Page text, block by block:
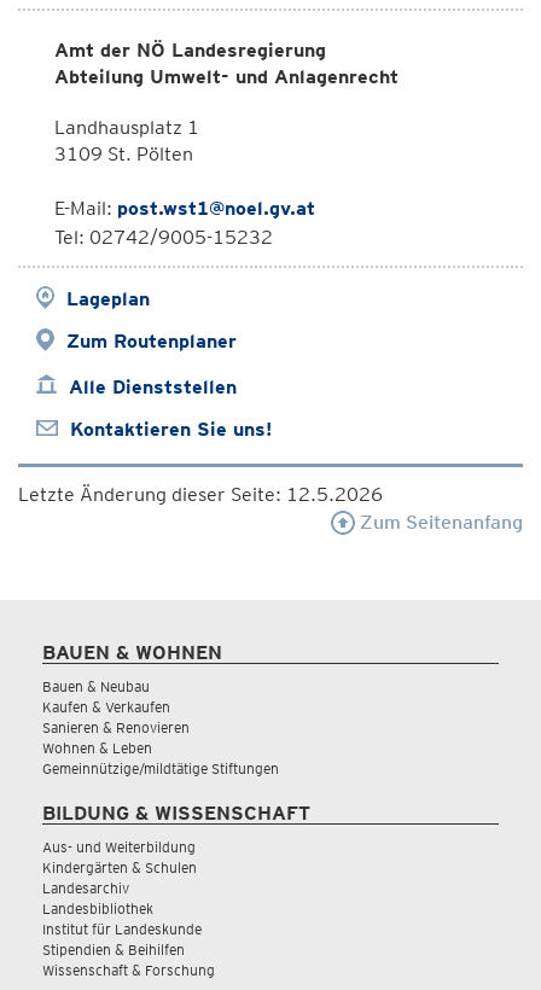
Amt der NÖ Landesregierung
Abteilung Umwelt- und Anlagenrecht
Landhausplatz 1
3109 St. Pölten
E-Mail: post.wst1@noel.gv.at
Tel: 02742/9005-15232
Lageplan
Zum Routenplaner
Alle Dienststellen
Kontaktieren Sie uns!
Letzte Änderung dieser Seite: 12.5.2026
Zum Seitenanfang
BAUEN & WOHNEN
Bauen & Neubau
Kaufen & Verkaufen
Sanieren & Renovieren
Wohnen & Leben
Gemeinnützige/mildtätige Stiftungen
BILDUNG & WISSENSCHAFT
Aus- und Weiterbildung
Kindergärten & Schulen
Landesarchiv
Landesbibliothek
Institut für Landeskunde
Stipendien & Beihilfen
Wissenschaft & Forschung